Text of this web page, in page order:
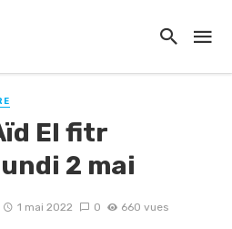
El fitr
2 mai
1 mai 2022 0 660 vues